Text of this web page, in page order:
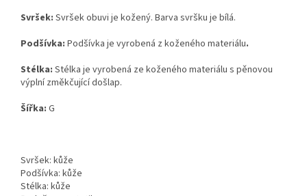
Svršek: Svršek obuvi je kožený. Barva svršku je bílá.
Podšívka: Podšívka je vyrobená z koženého materiálu.
Stélka: Stélka je vyrobená ze koženého materiálu s pěnovou
výplní změkčující došlap.
Šířka: G
Svršek: kůže
Podšívka: kůže
Stélka: kůže